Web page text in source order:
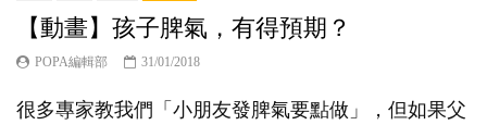
【動畫】孩子脾氣，有得預期？
POPA編輯部 31/01/2018
很多專家教我們「小朋友發脾氣要點做」，但如果父